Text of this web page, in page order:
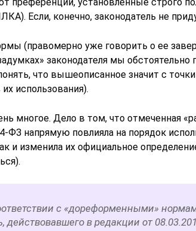
Если, конечно, законодатель не
(правомерно уже говорить о ее
законодателя мы обстоятельно
что вышеописанное значит с
использования).
многое. Дело в том, что отмеченная
ФЗ напрямую повлияла на порядок
и изменила их официальное
с «дореформенными»
действовавшего в редакции от